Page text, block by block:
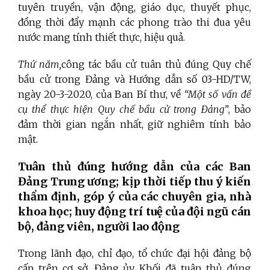
tuyên truyền, vận động, giáo dục, thuyết phục,
đồng thời đẩy mạnh các phong trào thi đua yêu
nước mang tính thiết thực, hiệu quả.
Thứ năm,công tác bầu cử tuân thủ đúng Quy chế
bầu cử trong Đảng và Hướng dẫn số 03-HD/TW,
ngày 20-3-2020, của Ban Bí thư, về “Một số vấn đề
cụ thể thực hiện Quy chế bầu cử trong Đảng”, bảo
đảm thời gian ngắn nhất, giữ nghiêm tính bảo
mật.
Tuân thủ đúng hướng dẫn của các Ban
Đảng Trung ương; kịp thời tiếp thu ý kiến
thẩm định, góp ý của các chuyên gia, nhà
khoa học; huy động trí tuệ của đội ngũ cán
bộ, đảng viên, người lao động
Trong lãnh đạo, chỉ đạo, tổ chức đại hội đảng bộ